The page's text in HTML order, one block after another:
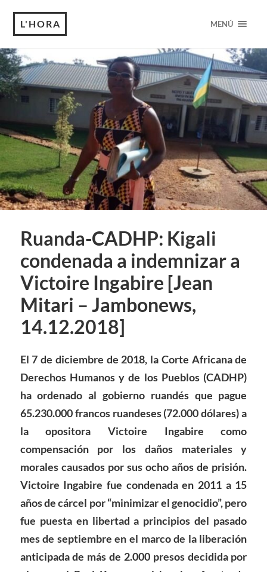
L'HORA MENÚ
Ruanda-CADHP: Kigali
condenada a indemnizar a
Victoire Ingabire [Jean
Mitari – Jambonews,
14.12.2018]
El 7 de diciembre de 2018, la Corte Africana de
Derechos Humanos y de los Pueblos (CADHP)
ha ordenado al gobierno ruandés que pague
65.230.000 francos ruandeses (72.000 dólares) a
la opositora Victoire Ingabire como
compensación por los daños materiales y
morales causados por sus ocho años de prisión.
Victoire Ingabire fue condenada en 2011 a 15
años de cárcel por “minimizar el genocidio”, pero
fue puesta en libertad a principios del pasado
mes de septiembre en el marco de la liberación
anticipada de más de 2.000 presos decidida por